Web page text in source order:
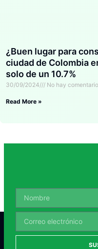
¿Buen lugar para
ciudad de Colombia
solo de un 10.7%
30/09/2024 No hay
Read More »